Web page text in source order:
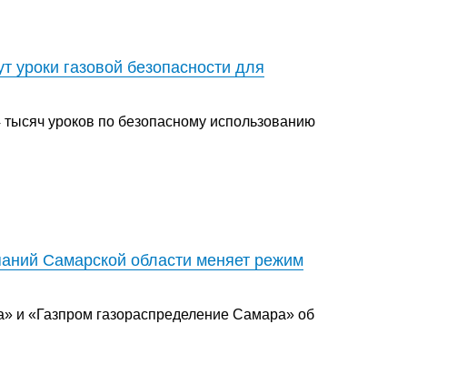
уроки газовой безопасности для
уроков по безопасному использованию
Самарской области меняет режим
и «Газпром газораспределение Самара» об